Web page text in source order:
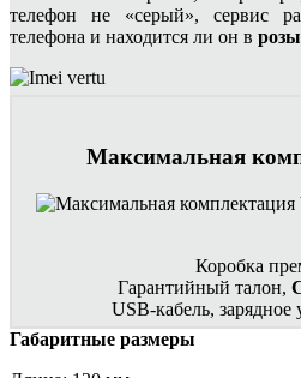
телефон не «серый», сервис
телефона и находится ли он в
Максимальная
Коробка
Гарантийный талон,
USB-кабель,
Габаритные размеры